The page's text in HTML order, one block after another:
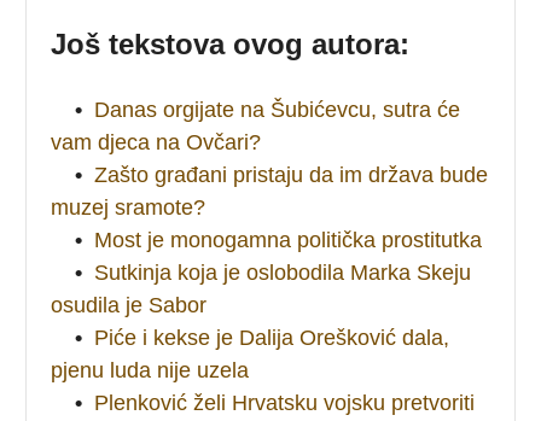
Još tekstova ovog autora:
• Danas orgijate na Šubićevcu, sutra će
vam djeca na Ovčari?
• Zašto građani pristaju da im država bude
muzej sramote?
• Most je monogamna politička prostitutka
• Sutkinja koja je oslobodila Marka Skeju
osudila je Sabor
• Piće i kekse je Dalija Orešković dala,
pjenu luda nije uzela
• Plenković želi Hrvatsku vojsku pretvoriti